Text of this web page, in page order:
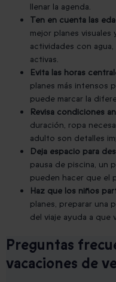
llenar la agenda.
Ten en cuenta las
mejor planes
actividades con
activas.
Evita las horas
planes más intensos
puede marcar la
Revisa condiciones
duración, ropa
adulto son detalles
Deja espacio para
pausa de piscina, un
pueden hacer que el
Haz que los niños
planes, preparar una
del viaje ayuda a que
Preguntas
vacaciones de